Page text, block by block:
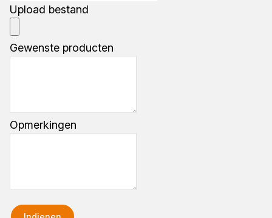
Upload bestand
Gewenste producten
Opmerkingen